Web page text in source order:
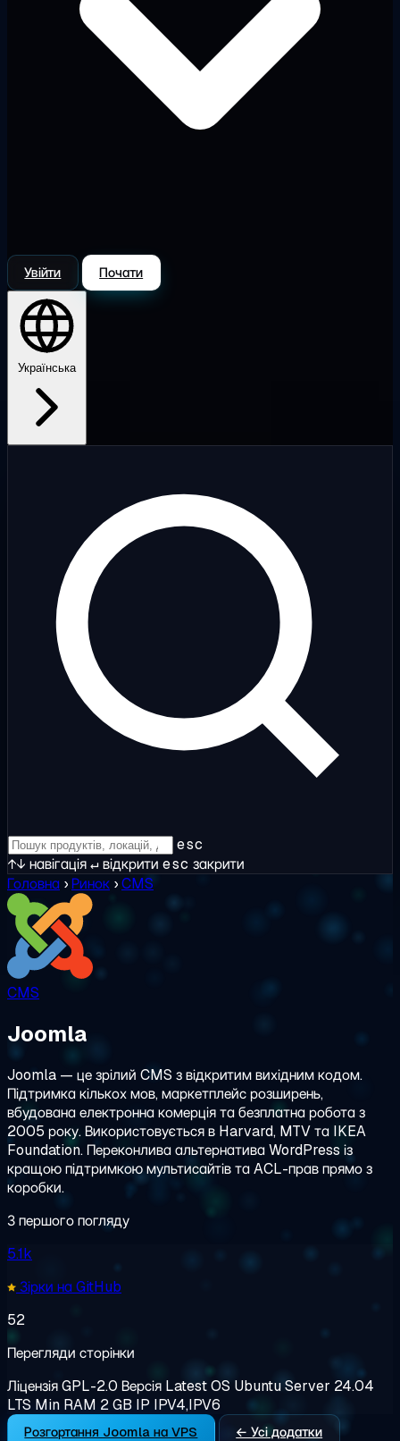
Увійти Почати
Українська
esc
↑↓ навігація↵відкрити esc закрити
Головна ›Ринок ›CMS
CMS
Joomla
Joomla — це зрілий CMS з відкритим вихідним кодом.
Підтримка кількох мов, маркетплейс розширень,
вбудована електронна комерція та безплатна робота з
2005 року. Використовується в Harvard, MTV та IKEA
Foundation. Переконлива альтернатива WordPress із
кращою підтримкою мультисайтів та ACL-прав прямо з
коробки.
З першого погляду
5.1k
Зірки на GitHub
52
Перегляди сторінки
ЛіцензіяGPL-2.0 Версія LatestOS Ubuntu Server 24.04
LTS Min RAM 2 GB IP IPV4,IPV6
Розгортання Joomla на VPS ← Усі додатки